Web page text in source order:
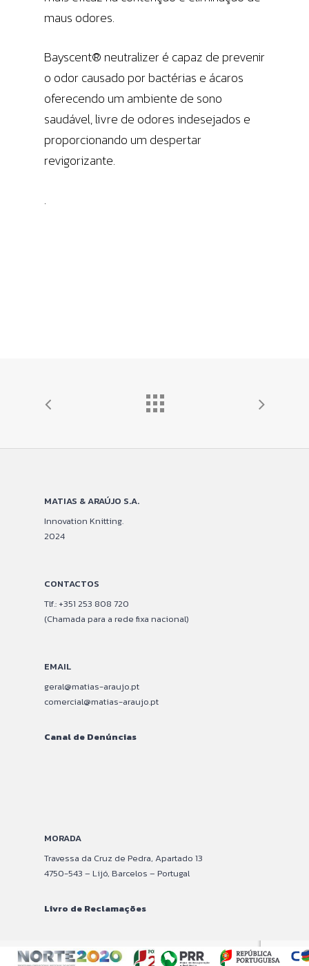
maus odores.
Bayscent® neutralizer é capaz de prevenir
o odor causado por bactérias e ácaros
oferecendo um ambiente de sono
saudável, livre de odores indesejados e
proporcionando um despertar
revigorizante.
.
MATIAS & ARAÚJO S.A.
Innovation Knitting.
2024
CONTACTOS
Tlf.: +351 253 808 720
(Chamada para a rede fixa nacional)
EMAIL
geral@matias-araujo.pt
comercial@matias-araujo.pt
Canal de Denúncias
MORADA
Travessa da Cruz de Pedra, Apartado 13
4750-543 – Lijó, Barcelos – Portugal
Livro de Reclamações
–